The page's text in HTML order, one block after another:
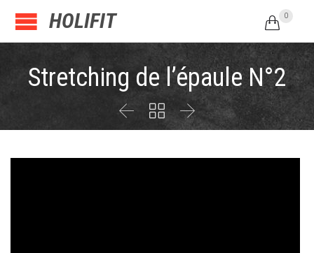
HOLIFIT  0
Stretching de l’épaule N°2
  